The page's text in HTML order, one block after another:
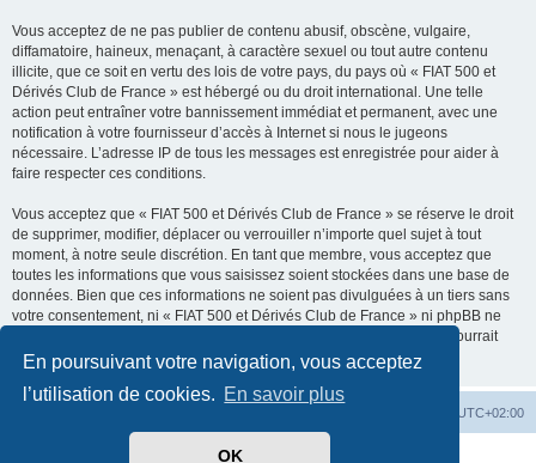
En poursuivant votre navigation, vous acceptez
l’utilisation de cookies. En savoir plus
OK
Vous acceptez de ne pas publier de contenu abusif, obscène, vulgaire,
diffamatoire, haineux, menaçant, à caractère sexuel ou tout autre contenu
illicite, que ce soit en vertu des lois de votre pays, du pays où « FIAT 500 et
Dérivés Club de France » est hébergé ou du droit international. Une telle
action peut entraîner votre bannissement immédiat et permanent, avec une
notification à votre fournisseur d’accès à Internet si nous le jugeons
nécessaire. L’adresse IP de tous les messages est enregistrée pour aider à
faire respecter ces conditions.
Vous acceptez que « FIAT 500 et Dérivés Club de France » se réserve le droit
de supprimer, modifier, déplacer ou verrouiller n’importe quel sujet à tout
moment, à notre seule discrétion. En tant que membre, vous acceptez que
toutes les informations que vous saisissez soient stockées dans une base de
données. Bien que ces informations ne soient pas divulguées à un tiers sans
votre consentement, ni « FIAT 500 et Dérivés Club de France » ni phpBB ne
pourront être tenus responsables de toute tentative de piratage qui pourrait
conduire à la compromission des données.
UTC+02:00
phpBB ® Forum Software © phpBB Limited